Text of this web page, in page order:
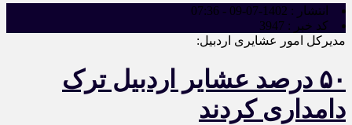
انتشار : 1402-07-09 - 07:36
کد خبر : 3947
مدیرکل امور عشایری اردبیل:
۵۰ درصد عشایر اردبیل ترک
دامداری کردند